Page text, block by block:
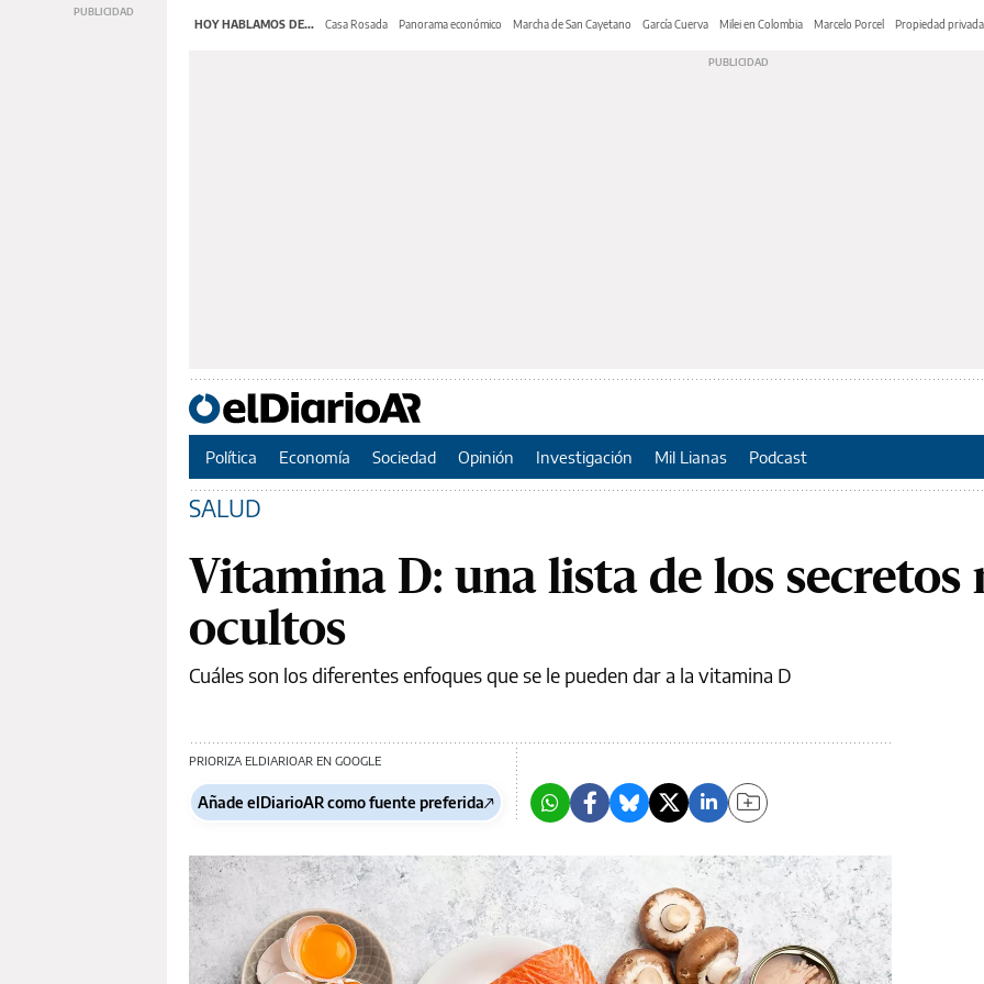
HOY HABLAMOS DE... Casa Rosada Panorama económico Marcha de San Cayetano García Cuerva Milei en Colombia Marcelo Porcel Propiedad privada
Política Economía Sociedad Opinión Investigación Mil Lianas Podcast
SALUD
Vitamina D: una lista de los secretos
ocultos
Cuáles son los diferentes enfoques que se le pueden dar a la vitamina D
PRIORIZA ELDIARIOAR EN GOOGLE
Añade elDiarioAR como fuente preferida